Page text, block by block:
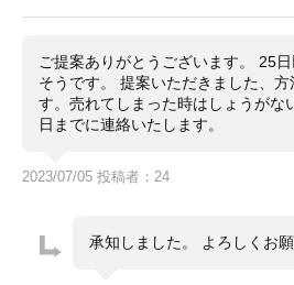
ご提案ありがとうございます。 25
そうです。 提案いただきました、方
す。売れてしまった時はしょうがな
日までに連絡いたします。
2023/07/05 投稿者：24
承知しました。 よろしくお願